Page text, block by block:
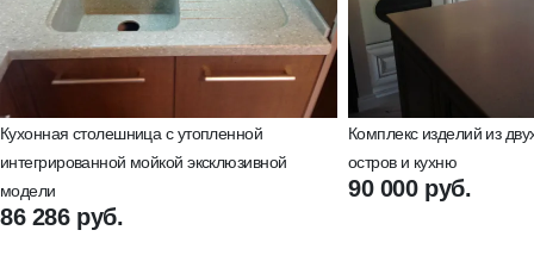
Кухонная столешница с утопленной
интегрированной мойкой эксклюзивной
модели
86 286 руб.
Комплекс изделий из
остров и кухню
90 000 руб.